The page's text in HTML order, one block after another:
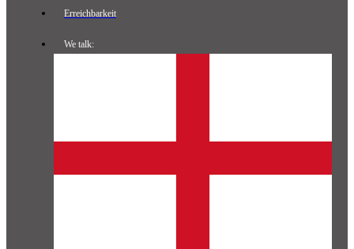
Erreichbarkeit
We talk: